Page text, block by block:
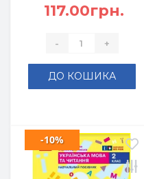
117.00грн.
- +
ДО КОШИКА
-10%